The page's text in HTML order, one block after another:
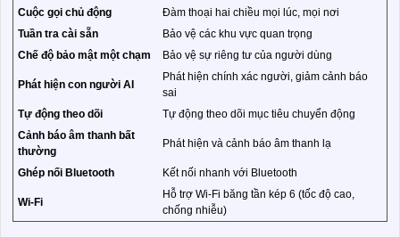
Cuộc gọi chủ động
Đàm thoại hai chiều mọi lúc, mọi nơi
Tuần tra cài sẵn
Bảo vệ các khu vực quan trọng
Chế độ bảo mật một chạm
Bảo vệ sự riêng tư của người dùng
Phát hiện con người AI
Phát hiện chính xác người, giảm cảnh báo
sai
Tự động theo dõi
Tự động theo dõi mục tiêu chuyển động
Cảnh báo âm thanh bất
thường
Phát hiện và cảnh báo âm thanh lạ
Ghép nối Bluetooth Kết nối nhanh với Bluetooth
Wi-Fi
Hỗ trợ Wi-Fi băng tần kép 6 (tốc độ cao,
chống nhiễu)